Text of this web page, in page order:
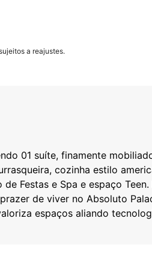
a reajustes.
01 suíte, finamente
cozinha estilo
Festas e Spa e espaço
de viver no Absoluto